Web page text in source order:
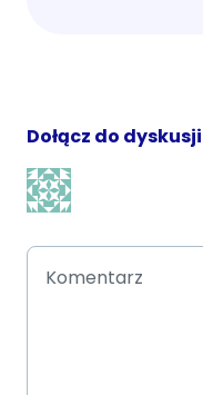
Dołącz do dyskusji